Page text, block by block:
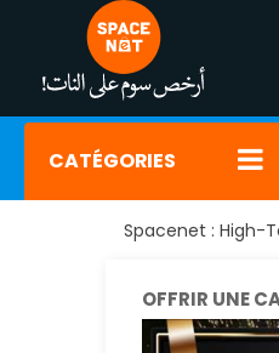
CATÉGORIES
Spacenet : High-
OFFRIR UNE